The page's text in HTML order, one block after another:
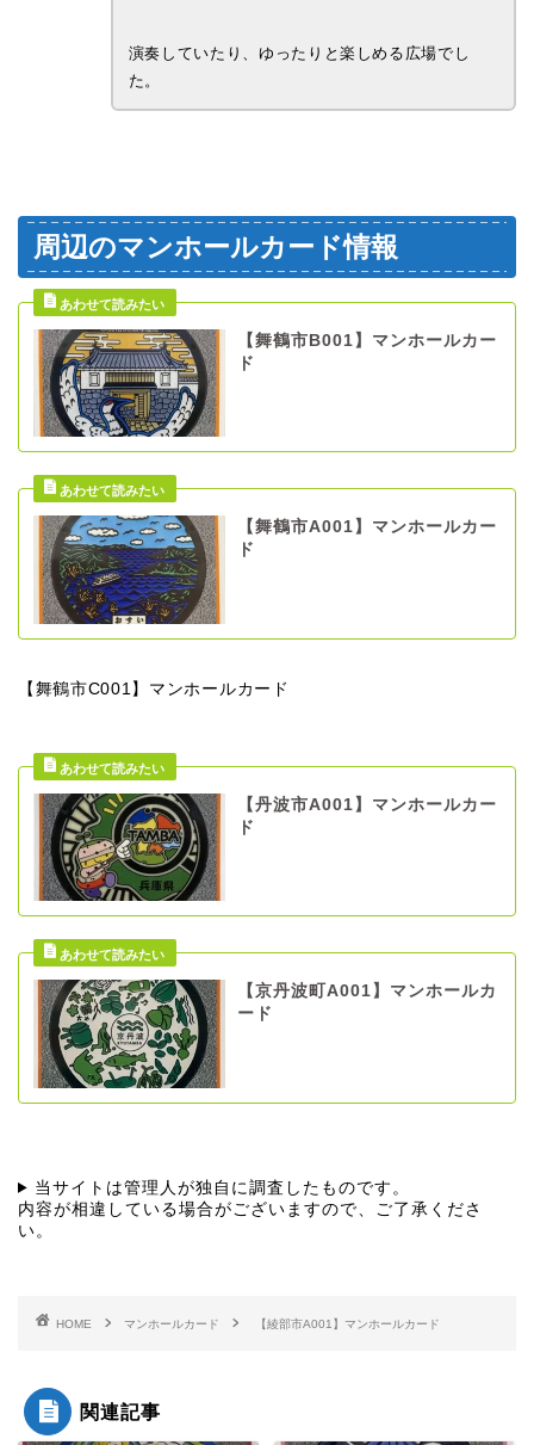
演奏していたり、ゆったりと楽しめる広場でし
た。
周辺のマンホールカード情報
【舞鶴市B001】マンホールカー
ド
【舞鶴市A001】マンホールカー
ド
【舞鶴市C001】マンホールカード
【丹波市A001】マンホールカー
ド
【京丹波町A001】マンホールカ
ード
当サイトは管理人が独自に調査したものです。
内容が相違している場合がございますので、ご了承くださ
い。
HOME マンホールカード 【綾部市A001】マンホールカード
関連記事